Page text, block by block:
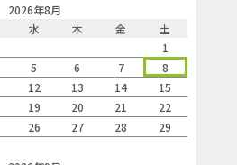
2026年8月
水 木 金
土
1
5 6 7
8
12 13 14
15
19 20 21
22
26 27 28
29